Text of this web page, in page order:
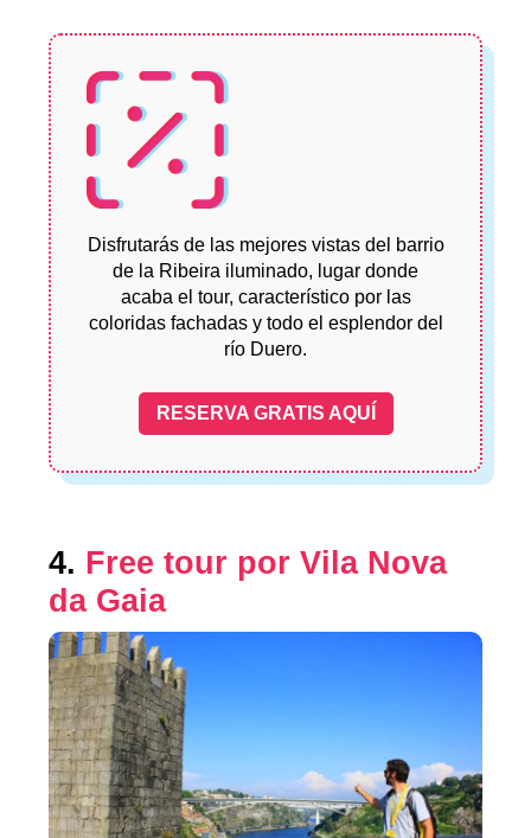
Disfrutarás de las mejores vistas del barrio
de la Ribeira iluminado, lugar donde
acaba el tour, característico por las
coloridas fachadas y todo el esplendor del
río Duero.
RESERVA GRATIS AQUÍ
4. Free tour por Vila Nova
da Gaia